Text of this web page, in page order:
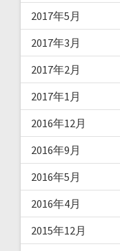
2017年5月
2017年3月
2017年2月
2017年1月
2016年12月
2016年9月
2016年5月
2016年4月
2015年12月